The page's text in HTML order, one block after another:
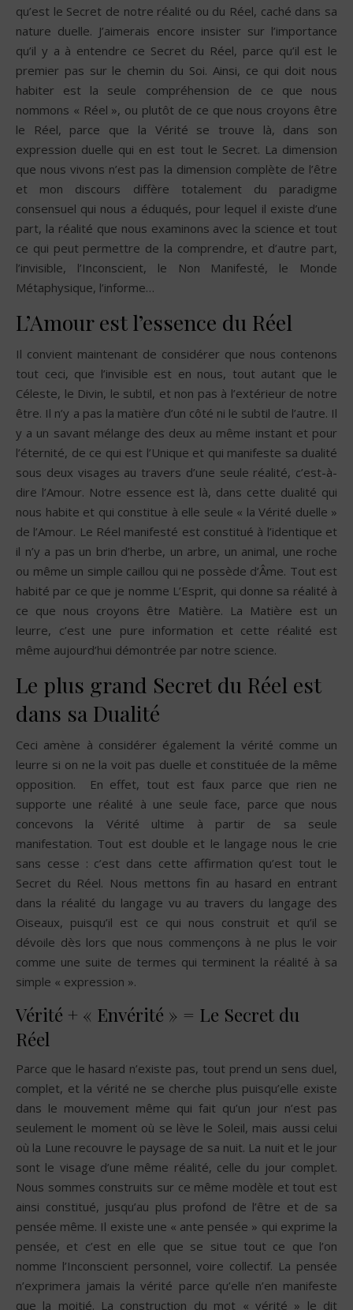
qu’est le Secret de notre réalité ou du Réel, caché dans sa
nature duelle. J’aimerais encore insister sur l’importance
qu’il y a à entendre ce Secret du Réel, parce qu’il est le
premier pas sur le chemin du Soi. Ainsi, ce qui doit nous
habiter est la seule compréhension de ce que nous
nommons « Réel », ou plutôt de ce que nous croyons être
le Réel, parce que la Vérité se trouve là, dans son
expression duelle qui en est tout le Secret. La dimension
que nous vivons n’est pas la dimension complète de l’être
et mon discours diffère totalement du paradigme
consensuel qui nous a éduqués, pour lequel il existe d’une
part, la réalité que nous examinons avec la science et tout
ce qui peut permettre de la comprendre, et d’autre part,
l’invisible, l’Inconscient, le Non Manifesté, le Monde
Métaphysique, l’informe…
L’Amour est l’essence du Réel
Il convient maintenant de considérer que nous contenons
tout ceci, que l’invisible est en nous, tout autant que le
Céleste, le Divin, le subtil, et non pas à l’extérieur de notre
être. Il n’y a pas la matière d’un côté ni le subtil de l’autre. Il
y a un savant mélange des deux au même instant et pour
l’éternité, de ce qui est l’Unique et qui manifeste sa dualité
sous deux visages au travers d’une seule réalité, c’est-à-
dire l’Amour. Notre essence est là, dans cette dualité qui
nous habite et qui constitue à elle seule « la Vérité duelle »
de l’Amour. Le Réel manifesté est constitué à l’identique et
il n’y a pas un brin d’herbe, un arbre, un animal, une roche
ou même un simple caillou qui ne possède d’Âme. Tout est
habité par ce que je nomme L’Esprit, qui donne sa réalité à
ce que nous croyons être Matière. La Matière est un
leurre, c’est une pure information et cette réalité est
même aujourd’hui démontrée par notre science.
Le plus grand Secret du Réel est
dans sa Dualité
Ceci amène à considérer également la vérité comme un
leurre si on ne la voit pas duelle et constituée de la même
opposition. En effet, tout est faux parce que rien ne
supporte une réalité à une seule face, parce que nous
concevons la Vérité ultime à partir de sa seule
manifestation. Tout est double et le langage nous le crie
sans cesse : c’est dans cette affirmation qu’est tout le
Secret du Réel. Nous mettons fin au hasard en entrant
dans la réalité du langage vu au travers du langage des
Oiseaux, puisqu’il est ce qui nous construit et qu’il se
dévoile dès lors que nous commençons à ne plus le voir
comme une suite de termes qui terminent la réalité à sa
simple « expression ».
Vérité + « Envérité » = Le Secret du
Réel
Parce que le hasard n’existe pas, tout prend un sens duel,
complet, et la vérité ne se cherche plus puisqu’elle existe
dans le mouvement même qui fait qu’un jour n’est pas
seulement le moment où se lève le Soleil, mais aussi celui
où la Lune recouvre le paysage de sa nuit. La nuit et le jour
sont le visage d’une même réalité, celle du jour complet.
Nous sommes construits sur ce même modèle et tout est
ainsi constitué, jusqu’au plus profond de l’être et de sa
pensée même. Il existe une « ante pensée » qui exprime la
pensée, et c’est en elle que se situe tout ce que l’on
nomme l’Inconscient personnel, voire collectif. La pensée
n’exprimera jamais la vérité parce qu’elle n’en manifeste
que la moitié. La construction du mot « vérité » le dit